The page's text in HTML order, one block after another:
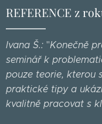
REFERENCE z
Ivana Š.: "Konečně
seminář k
pouze teorie, kterou
praktické tipy a
kvalitně pracovat s